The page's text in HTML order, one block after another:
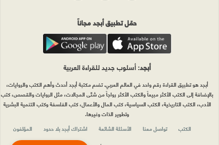
حمّل تطبيق أبجد مجاناً
أبجد: أسلوب جديد للقراءة العربية
أبجد هو تطبيق القراءة رقم واحد في العالم العربي. تضم مكتبة أبجد أحدث وأهم الكتب والروايات،
بالإضافة إلى الكتب الأكثر مبيعاً والكتب الأكثر رواجاً من شتّى المجالات، مثل الروايات والقصص، كتب
الأدب، الكتب التاريخية، الكتب السياسية، كتب المال والأعمال، كتب الفلسفة وكتب التنمية البشرية
وتطوير الذات وغيرها.
الكتب
تواصل معنا الأسئلة الشائعة اشتراك أبجد بلا حدود
المؤلفون